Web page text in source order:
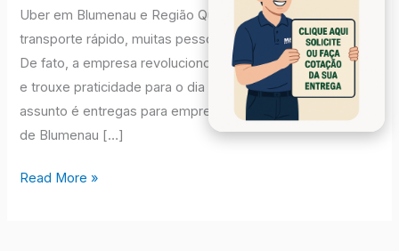
Uber em Blumenau e Região Quando falamos em
transporte rápido, muitas pessoas logo pensam no Uber.
De fato, a empresa revolucionou o mercado de mobilidade
e trouxe praticidade para o dia a dia. Porém, quando o
assunto é entregas para empresas e pessoas na região
de Blumenau […]
qual
escolher?
Read More »